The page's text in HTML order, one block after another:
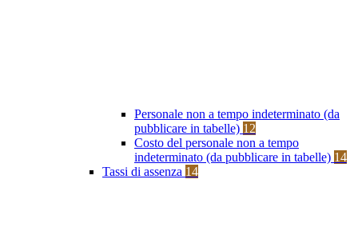
Personale non a tempo indeterminato (da
pubblicare in tabelle) 12
Costo del personale non a tempo
indeterminato (da pubblicare in tabelle) 14
Tassi di assenza 14